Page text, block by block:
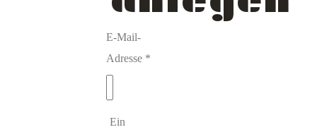
E-Mail-
Adresse *
Ein